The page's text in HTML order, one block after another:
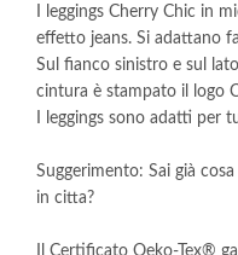
I leggings Cherry Chic in
effetto jeans. Si adattano
Sul fianco sinistro e sul
cintura è stampato il logo
I leggings sono adatti per
Suggerimento: Sai già
in citta?
Il Certificato Oeko-Tex®